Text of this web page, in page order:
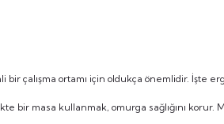
bir çalışma ortamı için oldukça önemlidir. İşte
bir masa kullanmak, omurga sağlığını